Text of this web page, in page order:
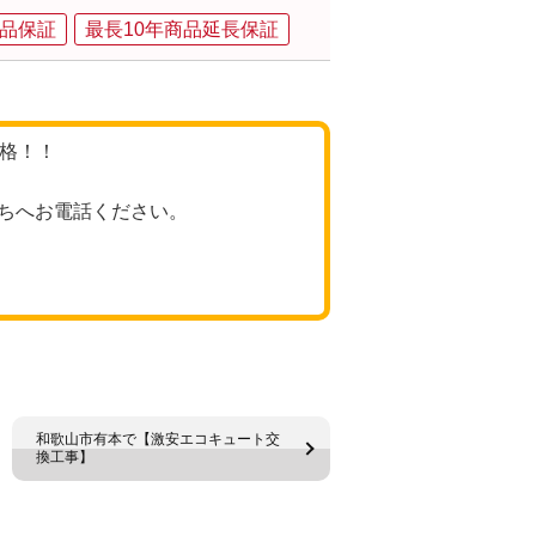
保証 最長10年商品延長保証
！！
へお電話ください。
和歌山市有本で【激安エコキュート交
換工事】